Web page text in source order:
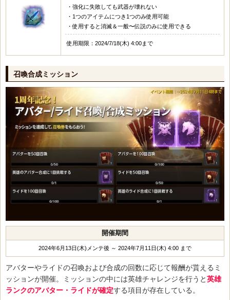
・強化に失敗しても武器が壊れない
・1つのアイテムにつき1つのみ使用可能
・使用すると消滅＆一般〜伝説のみに使用できる
使用期限：2024/7/18(木) 4:00まで
召喚合成ミッション
開催期間
2024年6月13日(木)メンテ後 ～ 2024年7月11日(木) 4:00 まで
アバターやライドの召喚および合成の回数に応じて報酬が貰えるミ
ッションが開催。ミッションの中には英雄チャレンジを行うと英雄
ランクのアバター・ライドが確定する項目が存在している。